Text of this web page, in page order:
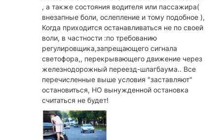
, а также состояния водителя или пассажира(
внезапные боли, ослепление и тому подобное ),
Когда приходится останавливаться не по своей
воли, в частности :по требованию
регулировщика,запрещающего сигнала
светофора,, перекрывающего движение через
железнодорожный переезд-шлагбаума.. Все
перечисленные выше условия "заставляют"
остановиться, НО вынужденной остановка
считаться не будет!